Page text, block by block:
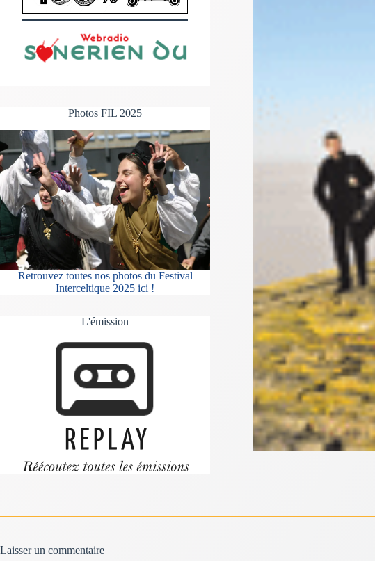
Photos FIL 2025
Retrouvez toutes nos photos du Festival
Interceltique 2025 ici !
L'émission
Laisser un commentaire